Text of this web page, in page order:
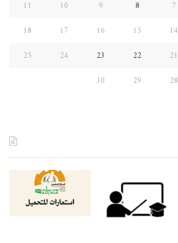
7
8
9
10
11
14
15
16
17
18
21
22
23
24
25
28
29
30